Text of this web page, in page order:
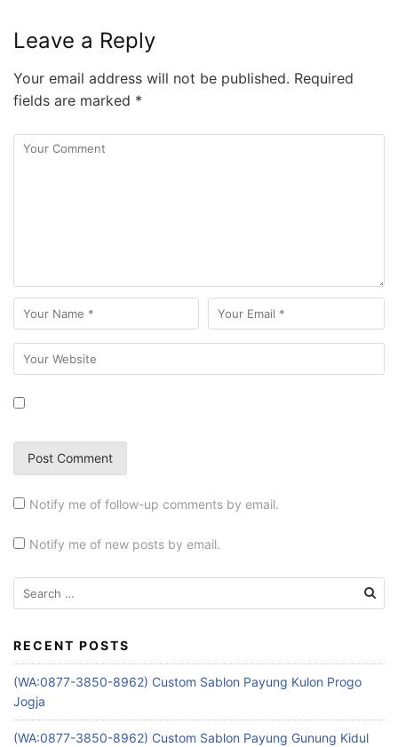
Leave a Reply
Your email address will not be published. Required
fields are marked *
Notify me of follow-up comments by email.
Notify me of new posts by email.
Search
for:
RECENT POSTS
(WA:0877-3850-8962) Custom Sablon Payung Kulon Progo
Jogja
(WA:0877-3850-8962) Custom Sablon Payung Gunung Kidul